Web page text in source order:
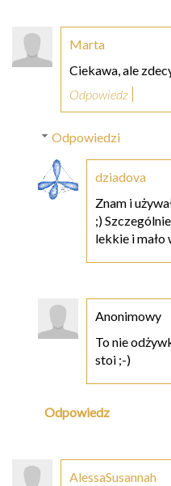
Marta
Ciekawa, ale
Odpowiedz
Odpowiedzi
dziadova
Znam i
;)
lekkie i mało
Anonimowy
To nie
stoi ;-)
Odpowiedz
AlessaSusannah